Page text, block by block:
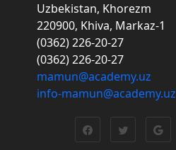
Uzbekistan, Khorezm
220900, Khiva, Markaz-1
(0362) 226-20-27
(0362) 226-20-27
mamun@academy.uz
info-mamun@academy.uz